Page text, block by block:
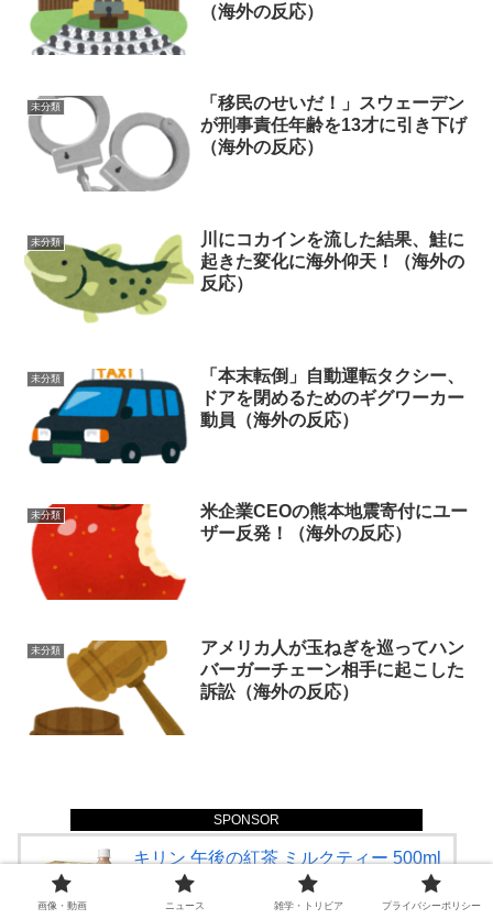
SPONSOR
（海外の反応）
未分類
「移民のせいだ！」スウェーデン
が刑事責任年齢を13才に引き下げ
（海外の反応）
未分類
川にコカインを流した結果、鮭に
起きた変化に海外仰天！（海外の
反応）
未分類
「本末転倒」自動運転タクシー、
ドアを閉めるためのギグワーカー
動員（海外の反応）
未分類
米企業CEOの熊本地震寄付にユー
ザー反発！（海外の反応）
未分類
アメリカ人が玉ねぎを巡ってハン
バーガーチェーン相手に起こした
訴訟（海外の反応）
スポンサーリンク
キリン 午後の紅茶 ミルクティー 500ml
24本 紅茶 お茶 ペットボトル アイステ
ィー
画像・動画 ニュース 雑学・トリビア プライバシーポリシー